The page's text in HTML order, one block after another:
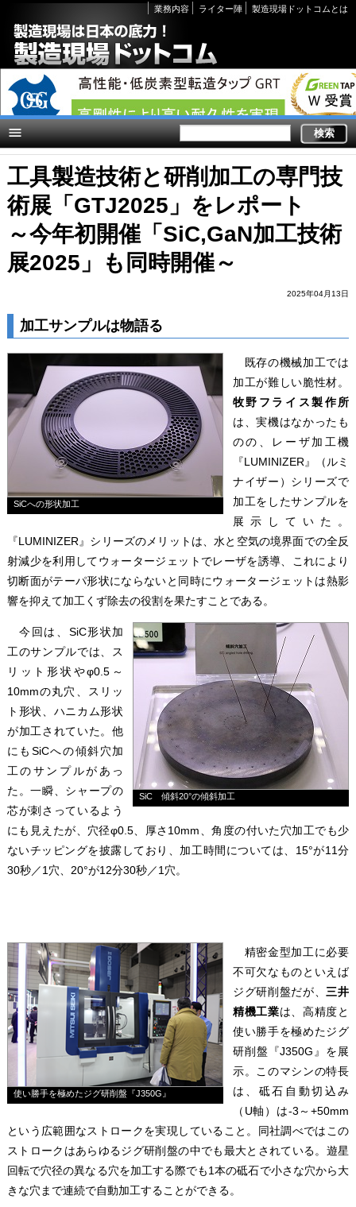
Secondary
links
業務内容 ライター陣 製造現場ドットコムとは
工具製造技術と研削加工の専門技
術展「GTJ2025」をレポート
～今年初開催「SiC,GaN加工技術
展2025」も同時開催～
2025年04月13日
加工サンプルは物語る
SiCへの形状加工
既存の機械加工では
加工が難しい脆性材。
牧野フライス製作所
は、実機はなかったも
のの、レーザ加工機
『LUMINIZER』（ルミ
ナイザー）シリーズで
加工をしたサンプルを
展示していた。
『LUMINIZER』シリーズのメリットは、水と空気の境界面での全反
射減少を利用してウォータージェットでレーザを誘導、これにより
切断面がテーパ形状にならないと同時にウォータージェットは熱影
響を抑えて加工くず除去の役割を果たすことである。
SiC 傾斜20°の傾斜加工
今回は、SiC形状加
工のサンプルでは、ス
リット形状やφ0.5～
10mmの丸穴、スリッ
ト形状、ハニカム形状
が加工されていた。他
にもSiCへの傾斜穴加
工のサンプルがあっ
た。一瞬、シャープの
芯が刺さっているよう
にも見えたが、穴径φ0.5、厚さ10mm、角度の付いた穴加工でも少
ないチッピングを披露しており、加工時間については、15°が11分
30秒／1穴、20°が12分30秒／1穴。
使い勝手を極めたジグ研削盤『J350G』
精密金型加工に必要
不可欠なものといえば
ジグ研削盤だが、 三井
精機工業は、高精度と
使い勝手を極めたジグ
研削盤『J350G』を展
示。このマシンの特長
は、砥石自動切込み
（U軸）は-3～+50mm
という広範囲なストロークを実現していること。同社調べではこの
ストロークはあらゆるジグ研削盤の中でも最大とされている。遊星
回転で穴径の異なる穴を加工する際でも1本の砥石で小さな穴から大
きな穴まで連続で自動加工することができる。